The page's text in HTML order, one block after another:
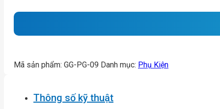
Mã sản phẩm: GG-PG-09 Danh mục: Phụ Kiện
Thông số kỹ thuật